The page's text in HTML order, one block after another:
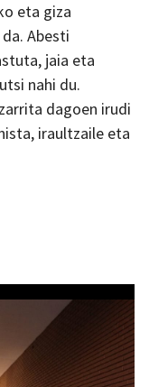
eta giza
Abesti
jaia eta
nahi du.
dagoen irudi
iraultzaile eta